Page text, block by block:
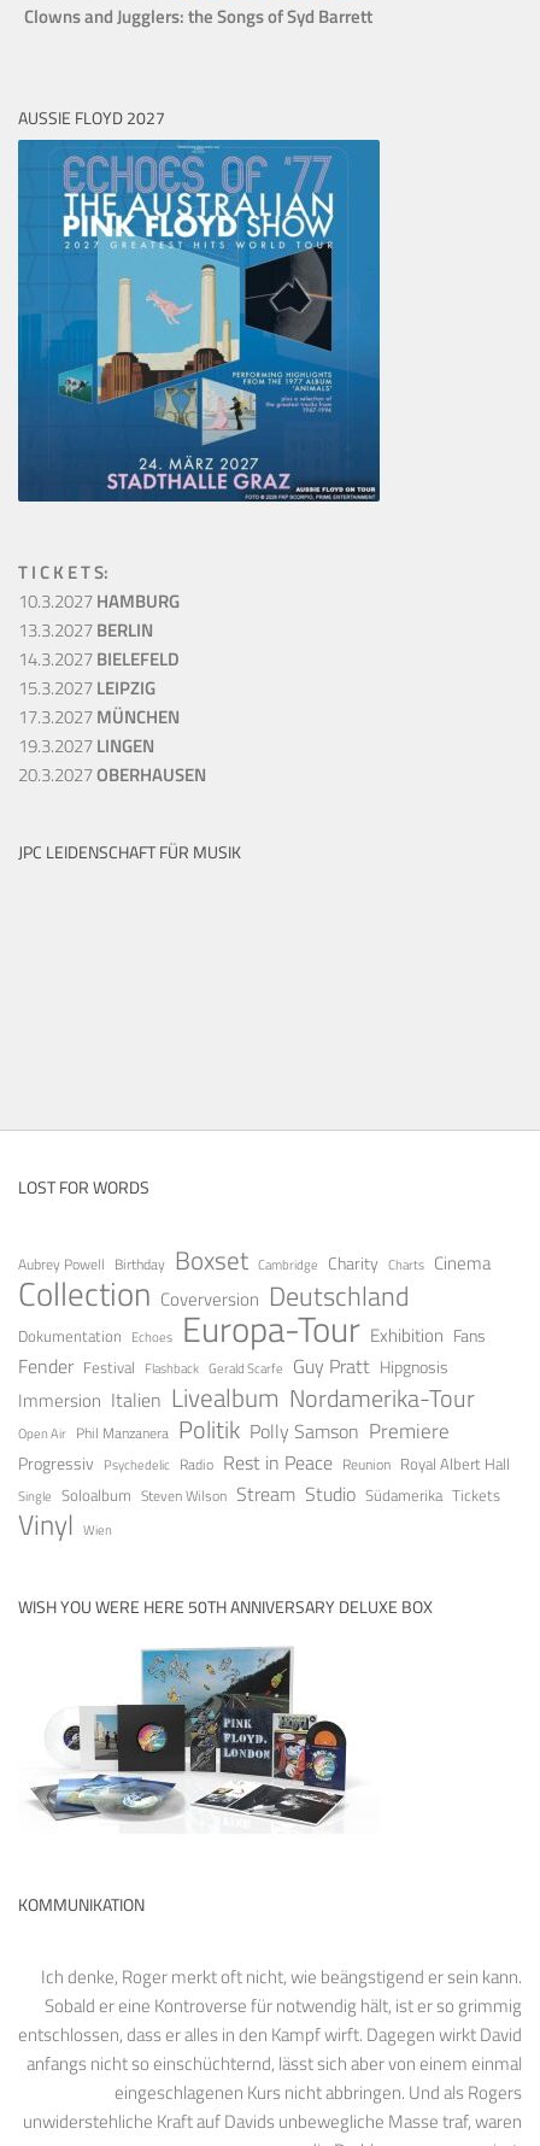
Clowns and Jugglers: the Songs of Syd Barrett
AUSSIE FLOYD 2027
T I C K E T S:
10.3.2027HAMBURG
13.3.2027BERLIN
14.3.2027BIELEFELD
15.3.2027LEIPZIG
17.3.2027MÜNCHEN
19.3.2027LINGEN
20.3.2027OBERHAUSEN
JPC LEIDENSCHAFT FÜR MUSIK
LOST FOR WORDS
Aubrey Powell Birthday Boxset Cambridge Charity Charts Cinema
Collection Coverversion Deutschland
Dokumentation Echoes Europa-Tour Exhibition Fans
Fender Festival Flashback Gerald Scarfe Guy Pratt Hipgnosis
Immersion Italien Livealbum Nordamerika-Tour
Open Air Phil Manzanera Politik Polly Samson Premiere
Progressiv Psychedelic Radio Rest in Peace Reunion Royal Albert Hall
Single Soloalbum Steven Wilson Stream Studio Südamerika Tickets
Vinyl Wien
WISH YOU WERE HERE 50TH ANNIVERSARY DELUXE BOX
KOMMUNIKATION
Ich denke, Roger merkt oft nicht, wie beängstigend er sein kann.
Sobald er eine Kontroverse für notwendig hält, ist er so grimmig
entschlossen, dass er alles in den Kampf wirft. Dagegen wirkt David
anfangs nicht so einschüchternd, lässt sich aber von einem einmal
eingeschlagenen Kurs nicht abbringen. Und als Rogers
unwiderstehliche Kraft auf Davids unbewegliche Masse traf, waren